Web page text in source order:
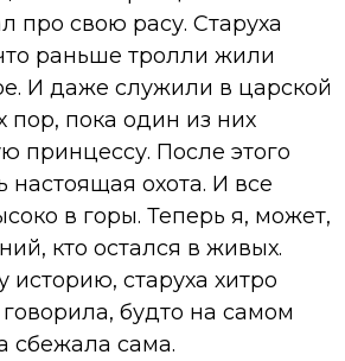
про свою расу. Старуха
раньше тролли жили
И даже служили в царской
пор, пока один из них
принцессу. После этого
настоящая охота. И все
в горы. Теперь я, может,
кто остался в живых.
историю, старуха хитро
будто на самом
сбежала сама.